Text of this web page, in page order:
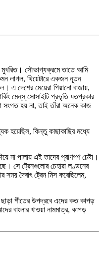
মুখরিত। সৌভাগ্যক্রমে তাতে আমি
লাগল, থিয়েটারে একজন নূতন
দেশের মেয়েরা পিয়ানো বাজায়,
মেন্‌স্‌ সোসাইটি প্রভৃতি যতপ্রকার
সংগত হয় না, তাই তাঁরা অনেক কাজ
হয়েছিল, কিন্তু কাছাকাছির মধ্যে
পালায় এই তাদের প্রাণপণ চেষ্টা।
সে ট্রেনগুলোর চেহারা লণ্ডনের
দৈবাৎ ট্রেন মিস করেছিলেম,
শীতের উপদ্রবে এদের কত কাপড়
বাংলার খাওয়া নামমাত্র, কাপড়